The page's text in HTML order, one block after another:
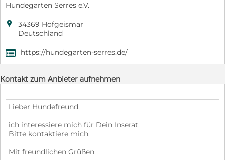
Hundegarten Serres e.V.

34369 Hofgeismar
Deutschland
, https://hundegarten-serres.de/
Kontakt zum Anbieter aufnehmen